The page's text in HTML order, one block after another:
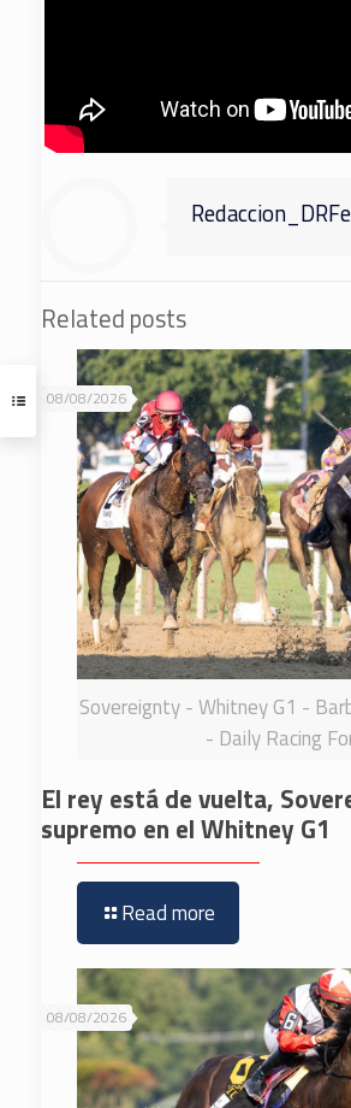
Related posts
Sovereignty - Whitney G1 -
- Daily Racing
08/08/2026
El rey está de vuelta,
supremo en el Whitney G1
Read more
08/08/2026